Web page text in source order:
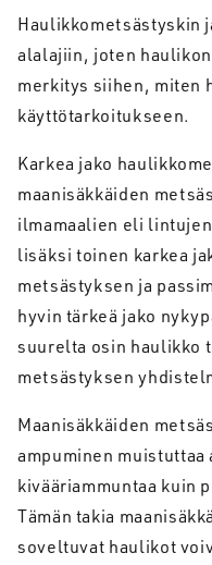
Haulikkometsästyskin
alalajiin, joten
merkitys siihen, miten
käyttötarkoitukseen.
Karkea jako
maanisäkkäiden
ilmamaalien eli
lisäksi toinen karkea
metsästyksen ja
hyvin tärkeä jako
suurelta osin haulikko
metsästyksen
Maanisäkkäiden
ampuminen muistuttaa
kivääriammuntaa kuin
Tämän takia
soveltuvat haulikot